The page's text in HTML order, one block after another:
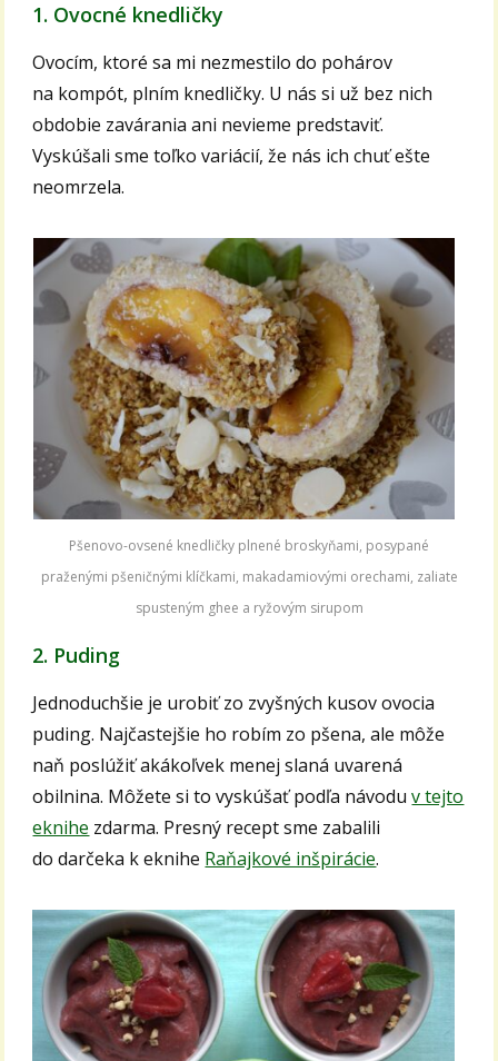
1. Ovocné knedličky
Ovocím, ktoré sa mi nezmestilo do pohárov
na kompót, plním knedličky. U nás si už bez nich
obdobie zavárania ani nevieme predstaviť.
Vyskúšali sme toľko variácií, že nás ich chuť ešte
neomrzela.
Pšenovo-ovsené knedličky plnené broskyňami, posypané
praženými pšeničnými klíčkami, makadamiovými orechami, zaliate
spusteným ghee a ryžovým sirupom
2. Puding
Jednoduchšie je urobiť zo zvyšných kusov ovocia
puding. Najčastejšie ho robím zo pšena, ale môže
naň poslúžiť akákoľvek menej slaná uvarená
obilnina. Môžete si to vyskúšať podľa návoduv tejto
eknihe zdarma. Presný recept sme zabalili
do darčeka k eknihe Raňajkové inšpirácie.